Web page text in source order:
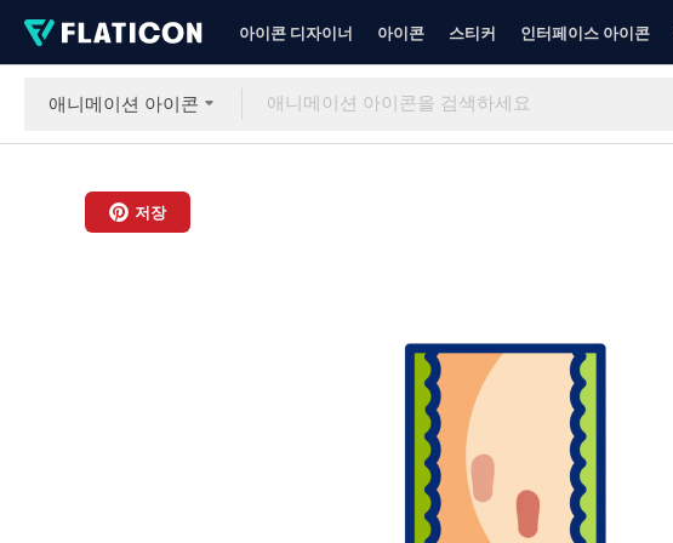
아이콘 디자이너 아이콘 스티커 인터페이스 아이콘
애니메이션 아이콘
저장